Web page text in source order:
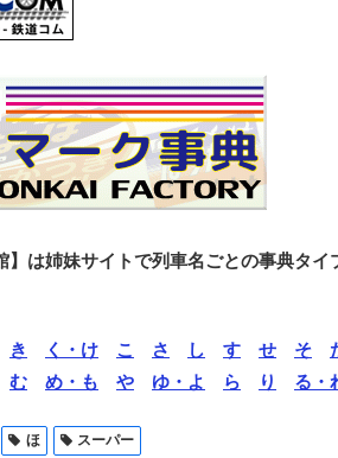
】は姉妹サイトで列車名ごとの事典タイ
き く・け こ さ し す せ そ
む め・も や ゆ・よ ら り る・
ほ スーパー